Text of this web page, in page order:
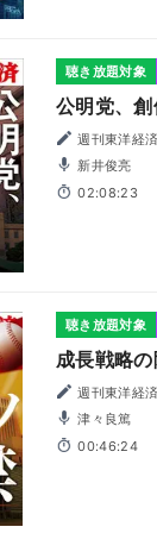
聴き放題対象
公明党、
週刊東洋経
新井俊亮
02:08:23
聴き放題対象
成長戦略
週刊東洋経
津々良篤
00:46:24